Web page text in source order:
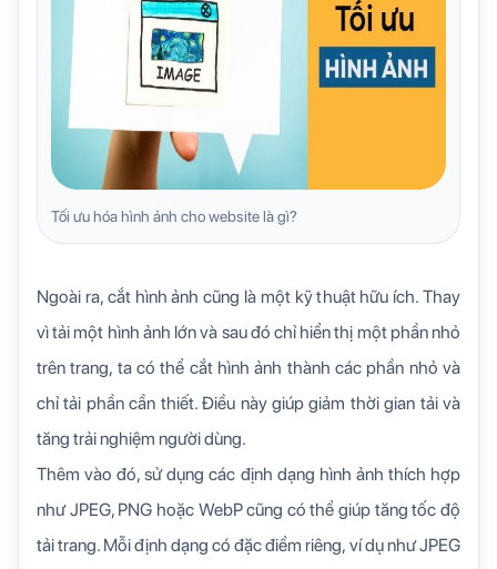
Tối ưu hóa hình ảnh cho website là gì?
Ngoài ra, cắt hình ảnh cũng là một kỹ thuật hữu ích. Thay
vì tải một hình ảnh lớn và sau đó chỉ hiển thị một phần nhỏ
trên trang, ta có thể cắt hình ảnh thành các phần nhỏ và
chỉ tải phần cần thiết. Điều này giúp giảm thời gian tải và
tăng trải nghiệm người dùng.
Thêm vào đó, sử dụng các định dạng hình ảnh thích hợp
như JPEG, PNG hoặc WebP cũng có thể giúp tăng tốc độ
tải trang. Mỗi định dạng có đặc điểm riêng, ví dụ như JPEG